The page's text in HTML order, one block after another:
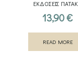
ΕΚΔΟΣΕΙΣ
13,90€
READ MORE